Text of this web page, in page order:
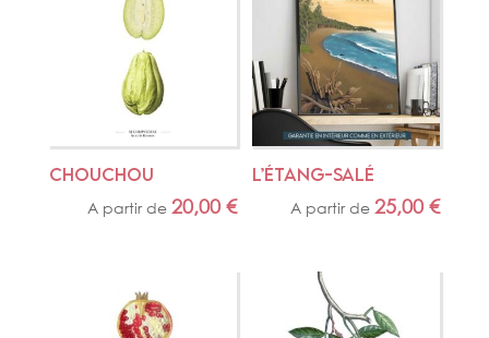
CHOUCHOU
A partir de 20,00 €
L’ÉTANG-SALÉ
A partir de25,00€